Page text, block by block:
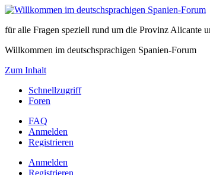
für alle Fragen speziell rund um die Provinz Alicante
Willkommen im deutschsprachigen Spanien-Forum
Zum Inhalt
Schnellzugriff
Foren
FAQ
Anmelden
Registrieren
Anmelden
Registrieren